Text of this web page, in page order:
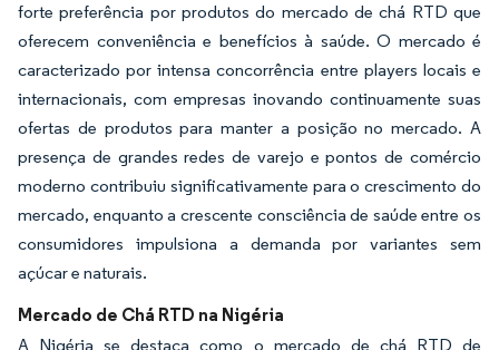
forte preferência por produtos do mercado de chá RTD que
oferecem conveniência e benefícios à saúde. O mercado é
caracterizado por intensa concorrência entre players locais e
internacionais, com empresas inovando continuamente suas
ofertas de produtos para manter a posição no mercado. A
presença de grandes redes de varejo e pontos de comércio
moderno contribuiu significativamente para o crescimento do
mercado, enquanto a crescente consciência de saúde entre os
consumidores impulsiona a demanda por variantes sem
açúcar e naturais.
Mercado de Chá RTD na Nigéria
A Nigéria se destaca como o mercado de chá RTD de